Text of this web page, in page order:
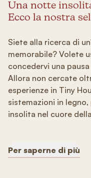
Una notte
Ecco la nostra
Siete alla ricerca di
memorabile? Volete
concedervi una
Allora non cercate
esperienze in Tiny
sistemazioni in
insolita nel cuore
Per saperne di più